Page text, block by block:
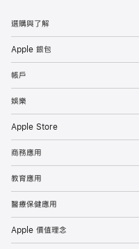
選購與了解
Apple 銀包
帳戶
娛樂
Apple Store
商務應用
教育應用
醫療保健應用
Apple 價值理念